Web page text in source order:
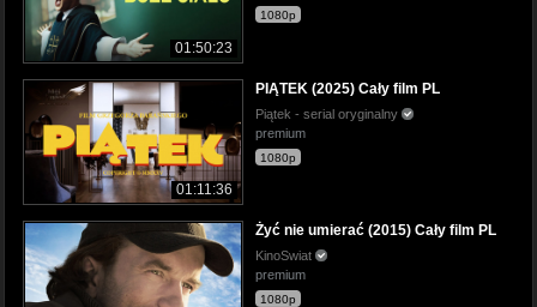
01:50:23
1080p
01:11:36
PIĄTEK (2025) Cały film PL
Piątek - serial oryginalny
premium
1080p
Żyć nie umierać (2015) Cały film PL
KinoSwiat
premium
1080p